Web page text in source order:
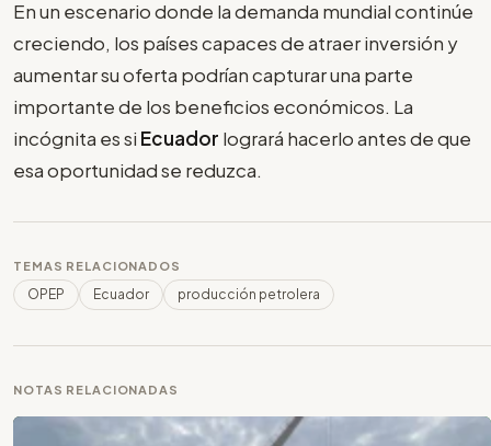
En un escenario donde la demanda mundial continúe
creciendo, los países capaces de atraer inversión y
aumentar su oferta podrían capturar una parte
importante de los beneficios económicos. La
incógnita es si Ecuador logrará hacerlo antes de que
esa oportunidad se reduzca.
TEMAS RELACIONADOS
OPEP Ecuador producción petrolera
NOTAS RELACIONADAS